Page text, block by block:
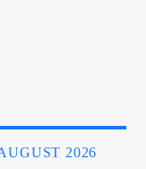
2026